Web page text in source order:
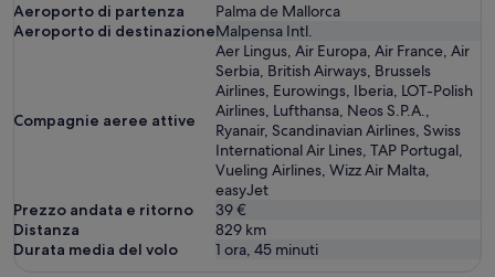
Aeroporto di partenza
Palma de Mallorca
Aeroporto di destinazioneMalpensa Intl.
Compagnie aeree attive
Aer Lingus, Air Europa, Air France, Air
Serbia, British Airways, Brussels
Airlines, Eurowings, Iberia, LOT-Polish
Airlines, Lufthansa, Neos S.P.A.,
Ryanair, Scandinavian Airlines, Swiss
International Air Lines, TAP Portugal,
Vueling Airlines, Wizz Air Malta,
easyJet
Prezzo andata e ritorno
39 €
Distanza
829 km
Durata media del volo
1 ora, 45 minuti